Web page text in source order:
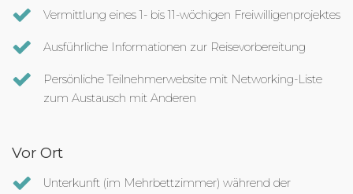
Vermittlung eines 1- bis 11-wöchigen Freiwilligenprojektes
Ausführliche Informationen zur Reisevorbereitung
Persönliche Teilnehmerwebsite mit Networking-Liste
zum Austausch mit Anderen
Vor Ort
Unterkunft (im Mehrbettzimmer) während der